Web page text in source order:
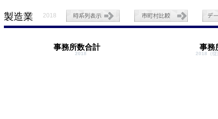
製造業 2018
事務所数合計
2018
事務
2018（